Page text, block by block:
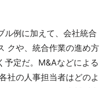
ル例に加えて、会社統合
クや、統合作業の進め方
予定だ。M&Aなどによる
社の人事担当者はどのよ